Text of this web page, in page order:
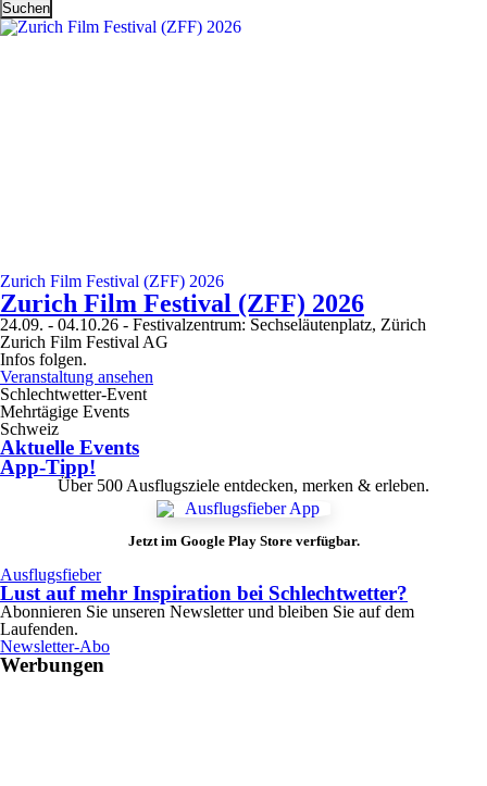
Zurich Film Festival (ZFF) 2026
Zurich
Film
Festival
(ZFF)
2026
Zurich
Film
Festival
(ZFF)
2026
Zurich Film Festival (ZFF) 2026
24.09. - 04.10.26 - Festivalzentrum: Sechseläutenplatz, Zürich
Zurich Film Festival AG
Infos folgen.
Veranstaltung ansehen
Schlechtwetter-Event
Mehrtägige Events
Schweiz
Aktuelle Events
App-Tipp!
Über 500 Ausflugsziele entdecken, merken & erleben.
Jetzt im Google Play Store verfügbar.
Ausflugsfieber
Lust auf mehr Inspiration bei Schlechtwetter?
Abonnieren Sie unseren Newsletter und bleiben Sie auf dem
Laufenden.
Newsletter-Abo
Werbungen